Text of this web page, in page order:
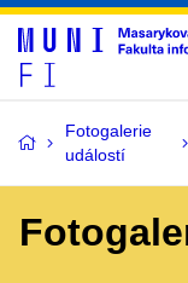
Fotogalerie
událostí